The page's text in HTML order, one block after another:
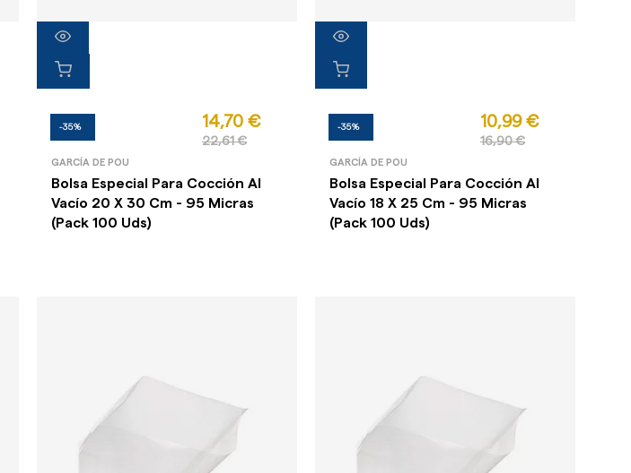
-35% 14,70 €
22,61 €
GARCÍA DE POU
Bolsa Especial Para Cocción Al
Vacío 20 X 30 Cm - 95 Micras
(Pack 100 Uds)
-35% 10,99 €
16,90 €
GARCÍA DE POU
Bolsa Especial Para Cocción Al
Vacío 18 X 25 Cm - 95 Micras
(Pack 100 Uds)